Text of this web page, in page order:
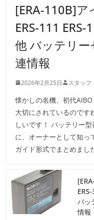
[ERA-110B]ア
ERS-111
他 バッテリー
連情報
2026年2月25日 スタッフ
懐かしの名機、初代
大切にされているのです
しいです！ バッテリー
に、オーナーとして知っ
ガイド形式でまとめまし
バッ
情報